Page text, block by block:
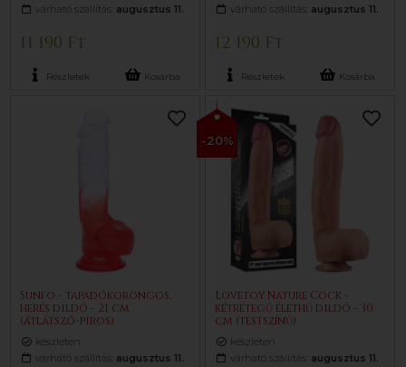
várható szállítás: augusztus 11.
11 190 Ft
Részletek Kosárba
várható szállítás: augusztus 11.
12 190 Ft
Részletek Kosárba
Sunfo - tapadókorongos,
herés dildó - 21 cm
(átlátszó-piros)
készleten
várható szállítás: augusztus 11.
-20%
Lovetoy Nature Cock -
kétrétegű élethű dildó - 30
cm (testszínű)
készleten
várható szállítás: augusztus 11.